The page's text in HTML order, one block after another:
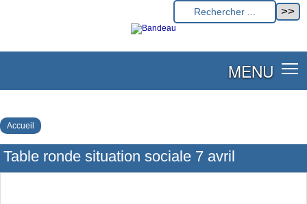
MENU
Accueil
Table ronde situation sociale 7 avril